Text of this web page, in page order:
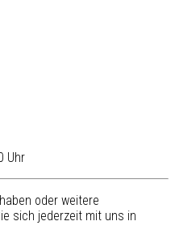
Uhr
oder weitere
sich jederzeit mit uns in